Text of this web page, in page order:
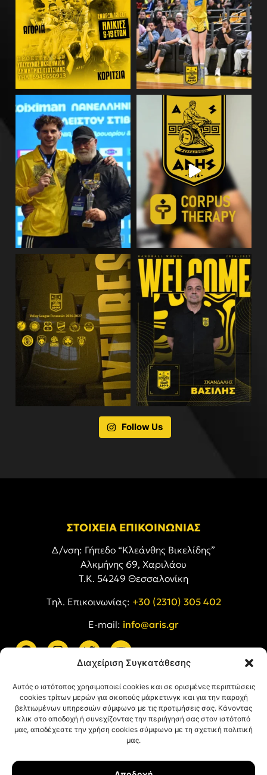
Διαχείριση Συγκατάθεσης
Αυτός ο ιστότοπος χρησιμοποιεί cookies και σε ορισμένες περιπτώσεις
cookies τρίτων μερών για σκοπούς μάρκετινγκ και για την παροχή
βελτιωμένων υπηρεσιών σύμφωνα με τις προτιμήσεις σας. Κάνοντας
κλικ στο αποδοχή ή συνεχίζοντας την περιήγησή σας στον ιστότοπό
μας, αποδέχεστε την χρήση cookies σύμφωνα με τη σχετική πολιτική
μας.
Follow Us
ΣΤΟΙΧΕΙΑ ΕΠΙΚΟΙΝΩΝΙΑΣ
Δ/νση: Γήπεδο “Κλεάνθης Βικελίδης”
Αλκμήνης 69, Χαριλάου
Τ.Κ. 54249 Θεσσαλονίκη
Tηλ. Επικοινωνίας: +30 (2310) 305 402
E-mail: info@aris.gr